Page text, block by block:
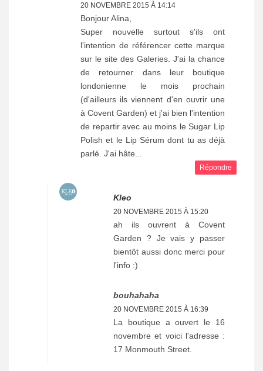
20 NOVEMBRE 2015 À 14:14
Bonjour Alina,
Super nouvelle surtout s'ils ont
l'intention de référencer cette marque
sur le site des Galeries. J'ai la chance
de retourner dans leur boutique
londonienne le mois prochain
(d'ailleurs ils viennent d'en ouvrir une
à Covent Garden) et j'ai bien l'intention
de repartir avec au moins le Sugar Lip
Polish et le Lip Sérum dont tu as déjà
parlé. J'ai hâte...
Répondre
Kleo
20 NOVEMBRE 2015 À 15:20
ah ils ouvrent à Covent
Garden ? Je vais y passer
bientôt aussi donc merci pour
l'info :)
bouhahaha
20 NOVEMBRE 2015 À 16:39
La boutique a ouvert le 16
novembre et voici l'adresse :
17 Monmouth Street.